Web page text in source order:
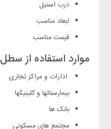
درب استیل
ابعاد مناسب
قیمت مناسب
موارد استفاده از سطل 16 لیتری سالنی :
ادارات و مراکز تجاری
بیمارستانها و کلینیکها
بانک ها
مجتمع های مسکونی